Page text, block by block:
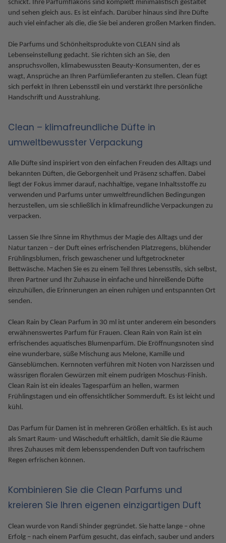
schickt. Ihre Parfümflakons sind komplett minimalistisch gestaltet
und sehen gleich aus. Es ist einfach. Darüber hinaus sind ihre Düfte
auch viel einfacher als die, die Sie bei anderen großen Marken finden.
Die Parfums und Schönheitsprodukte von CLEAN sind als
Lebenseinstellung gedacht. Sie richten sich an Sie, den
anspruchsvollen, klimabewussten Beauty-Konsumenten, der es
wagt, Ansprüche an Ihren Parfümlieferanten zu stellen. Clean fügt
sich perfekt in Ihren Lebensstil ein und verstärkt Ihre persönliche
Handschrift und Ausstrahlung.
Clean – klimafreundliche Düfte in
umweltbewusster Verpackung
Alle Düfte sind inspiriert von den einfachen Freuden des Alltags und
bekannten Düften, die Geborgenheit und Präsenz schaffen. Dabei
liegt der Fokus immer darauf, nachhaltige, vegane Inhaltsstoffe zu
verwenden und Parfums unter umweltfreundlichen Bedingungen
herzustellen, um sie schließlich in klimafreundliche Verpackungen zu
verpacken.
Lassen Sie Ihre Sinne im Rhythmus der Magie des Alltags und der
Natur tanzen – der Duft eines erfrischenden Platzregens, blühender
Frühlingsblumen, frisch gewaschener und luftgetrockneter
Bettwäsche. Machen Sie es zu einem Teil Ihres Lebensstils, sich selbst,
Ihren Partner und Ihr Zuhause in einfache und hinreißende Düfte
einzuhüllen, die Erinnerungen an einen ruhigen und entspannten Ort
senden.
Clean Rain by Clean Parfum in 30 ml ist unter anderem ein besonders
erwähnenswertes Parfum für Frauen. Clean Rain von Rain ist ein
erfrischendes aquatisches Blumenparfüm. Die Eröffnungsnoten sind
eine wunderbare, süße Mischung aus Melone, Kamille und
Gänseblümchen. Kernnoten verführen mit Noten von Narzissen und
wässrigen floralen Gewürzen mit einem pudrigen Moschus-Finish.
Clean Rain ist ein ideales Tagesparfüm an hellen, warmen
Frühlingstagen und ein offensichtlicher Sommerduft. Es ist leicht und
kühl.
Das Parfum für Damen ist in mehreren Größen erhältlich. Es ist auch
als Smart Raum- und Wäscheduft erhältlich, damit Sie die Räume
Ihres Zuhauses mit dem lebensspendenden Duft von taufrischem
Regen erfrischen können.
Kombinieren Sie die Clean Parfums und
kreieren Sie Ihren eigenen einzigartigen Duft
Clean wurde von Randi Shinder gegründet. Sie hatte lange – ohne
Erfolg – nach einem Parfüm gesucht, das einfach, sauber und anders